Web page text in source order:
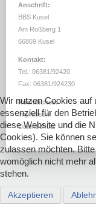
Anschrift:
BBS Kusel
Am Roßberg 1
66869 Kusel
Kontakt:
Tel.: 06381/92420
Fax: 06381/924230
Rechtliches:
Impressum
Datenschutz
Wir nutzen Cookies auf
essenziell für den
diese Website und die
Cookies). Sie können
zulassen möchten.
womöglich nicht mehr
stehen.
Akzeptieren